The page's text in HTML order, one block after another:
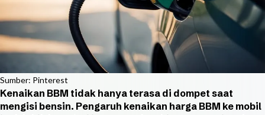
Sumber: Pinterest
Kenaikan BBM tidak hanya terasa di dompet saat
mengisi bensin. Pengaruh kenaikan harga BBM ke mobil